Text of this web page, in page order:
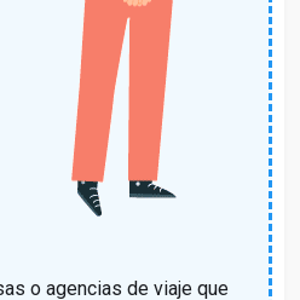
o agencias de viajeque